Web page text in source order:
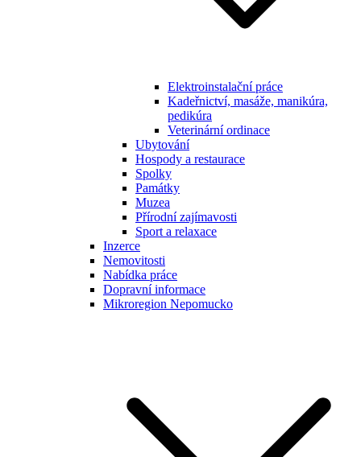
Elektroinstalační práce
Kadeřnictví, masáže, manikúra,
pedikúra
Veterinární ordinace
Ubytování
Hospody a restaurace
Spolky
Památky
Muzea
Přírodní zajímavosti
Sport a relaxace
Inzerce
Nemovitosti
Nabídka práce
Dopravní informace
Mikroregion Nepomucko